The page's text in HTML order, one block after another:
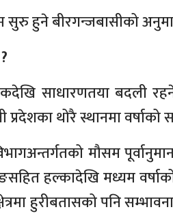
सुरु हुने बीरगन्जबासीको
साधारणतया बदली
थोरै स्थानमा वर्षाको
मौसम
हल्कादेखि मध्यम
हुरीबतासको पनि